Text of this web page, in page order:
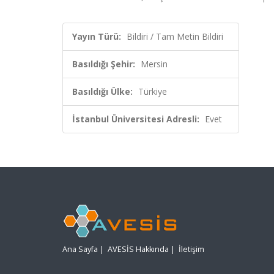
Yayın Türü: Bildiri / Tam Metin Bildiri
Basıldığı Şehir: Mersin
Basıldığı Ülke: Türkiye
İstanbul Üniversitesi Adresli: Evet
Ana Sayfa | AVESİS Hakkında | İletişim